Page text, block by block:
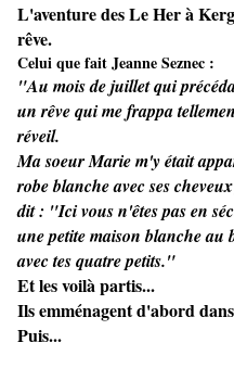
L'aventure des Le Her à
rêve.
Celui que fait Jeanne Seznec :
"Au mois de juillet qui
un rêve qui me frappa
réveil.
Ma soeur Marie m'y était
robe blanche avec ses
dit : "Ici vous n'êtes pas en
une petite maison blanche au
avec tes quatre petits."
Et les voilà partis...
Ils emménagent d'abord
Puis...